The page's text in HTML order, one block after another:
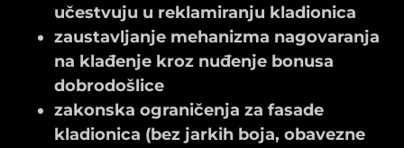
učestvuju u reklamiranju kladionica
zaustavljanje mehanizma nagovaranja
na klađenje kroz nuđenje bonusa
dobrodošlice
zakonska ograničenja za fasade
kladionica (bez jarkih boja, obavezne